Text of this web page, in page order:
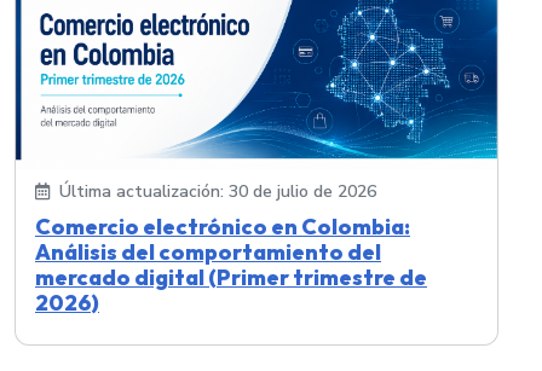
Última actualización: 30 de julio de 2026
Comercio electrónico en Colombia:
Análisis del comportamiento del
mercado digital (Primer trimestre de
2026)